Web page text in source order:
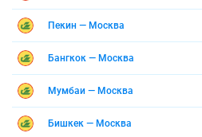
Пекин — Москва
Бангкок — Москва
Мумбаи — Москва
Бишкек — Москва